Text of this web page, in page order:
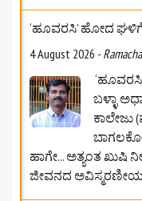
‘ಹೂವರಸಿ’ ಹೋದ
4 August 2026 -
ಬಳ್ಳಾ
ಕಾಲೇಜು
ಹಾಗೇ... ಅತ್ಯಂತ ಖುಷಿ
ಜೀವನದ